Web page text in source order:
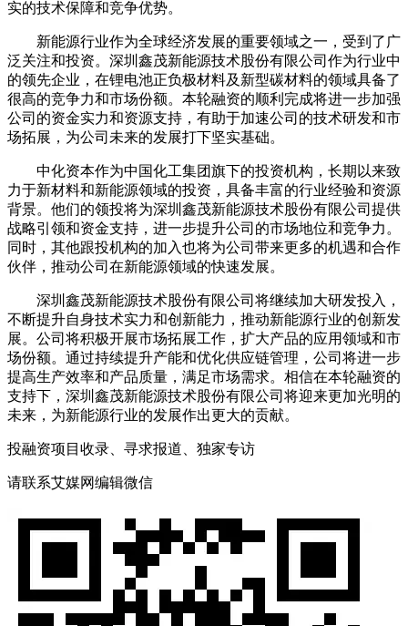
实的技术保障和竞争优势。
新能源行业作为全球经济发展的重要领域之一，受到了广
泛关注和投资。深圳鑫茂新能源技术股份有限公司作为行业中
的领先企业，在锂电池正负极材料及新型碳材料的领域具备了
很高的竞争力和市场份额。本轮融资的顺利完成将进一步加强
公司的资金实力和资源支持，有助于加速公司的技术研发和市
场拓展，为公司未来的发展打下坚实基础。
中化资本作为中国化工集团旗下的投资机构，长期以来致
力于新材料和新能源领域的投资，具备丰富的行业经验和资源
背景。他们的领投将为深圳鑫茂新能源技术股份有限公司提供
战略引领和资金支持，进一步提升公司的市场地位和竞争力。
同时，其他跟投机构的加入也将为公司带来更多的机遇和合作
伙伴，推动公司在新能源领域的快速发展。
深圳鑫茂新能源技术股份有限公司将继续加大研发投入，
不断提升自身技术实力和创新能力，推动新能源行业的创新发
展。公司将积极开展市场拓展工作，扩大产品的应用领域和市
场份额。通过持续提升产能和优化供应链管理，公司将进一步
提高生产效率和产品质量，满足市场需求。相信在本轮融资的
支持下，深圳鑫茂新能源技术股份有限公司将迎来更加光明的
未来，为新能源行业的发展作出更大的贡献。
投融资项目收录、寻求报道、独家专访
请联系艾媒网编辑微信